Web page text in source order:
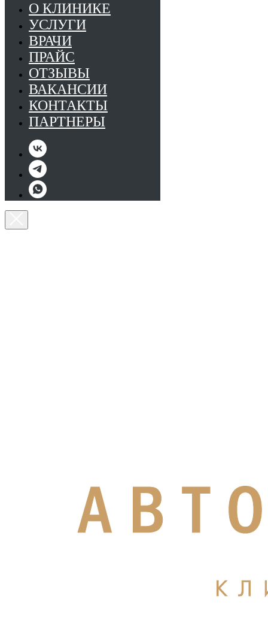
О КЛИНИКЕ
УСЛУГИ
ВРАЧИ
ПРАЙС
ОТЗЫВЫ
ВАКАНСИИ
КОНТАКТЫ
ПАРТНЕРЫ